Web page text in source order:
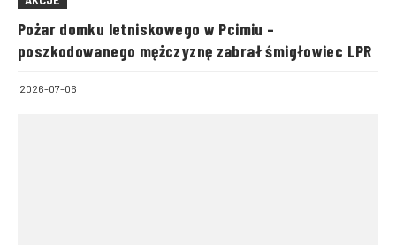
Pożar domku letniskowego w Pcimiu –
poszkodowanego mężczyznę zabrał śmigłowiec LPR
2026-07-06